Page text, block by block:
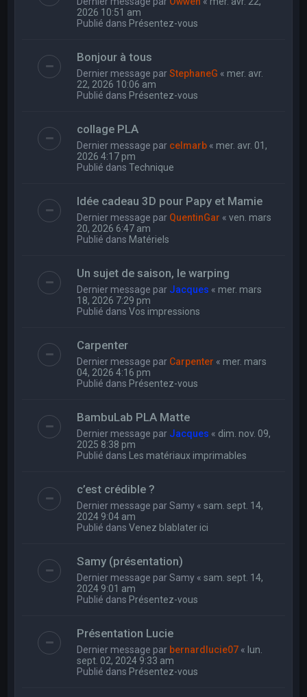
2026 10:51 am
Publié dans Présentez-vous
Bonjour à tous
Dernier message parStephaneG « mer. avr.
22, 2026 10:06 am
Publié dans Présentez-vous
collage PLA
Dernier message par celmarb « mer. avr. 01,
2026 4:17 pm
Publié dansTechnique
Idée cadeau 3D pour Papy et Mamie
Dernier message par QuentinGar «ven. mars
20, 2026 6:47 am
Publié dans Matériels
Un sujet de saison, le warping
Dernier message par Jacques « mer. mars
18, 2026 7:29 pm
Publié dansVos impressions
Carpenter
Dernier message par Carpenter « mer. mars
04, 2026 4:16 pm
Publié dans Présentez-vous
BambuLab PLA Matte
Dernier message par Jacques « dim. nov. 09,
2025 8:38 pm
Publié dans Les matériaux imprimables
c’est crédible ?
Dernier message parSamy «sam. sept. 14,
2024 9:04 am
Publié dansVenez blablater ici
Samy (présentation)
Dernier message parSamy «sam. sept. 14,
2024 9:01 am
Publié dans Présentez-vous
Présentation Lucie
Dernier message par bernardlucie07 « lun.
sept. 02, 2024 9:33 am
Publié dans Présentez-vous